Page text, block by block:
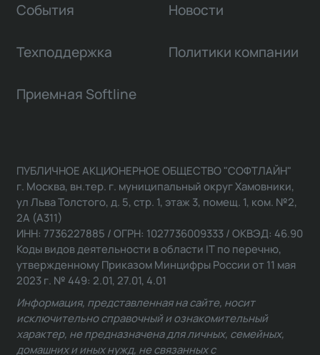
События Новости
Техподдержка Политики компании
Приемная Softline
ПУБЛИЧНОЕ АКЦИОНЕРНОЕ ОБЩЕСТВО "СОФТЛАЙН"
г. Москва, вн.тер. г. муниципальный округ Хамовники,
ул Льва Толстого, д. 5, стр. 1, этаж 3, помещ. 1, ком. №2,
2А (А311)
ИНН: 7736227885 / ОГРН: 1027736009333 / ОКВЭД: 46.90
Коды видов деятельности в области IT по перечню,
утвержденному Приказом Минцифры России от 11 мая
2023 г. № 449: 2.01, 27.01, 4.01
Информация, представленная на сайте, носит
исключительно справочный и ознакомительный
характер, не предназначена для личных, семейных,
домашних и иных нужд, не связанных с